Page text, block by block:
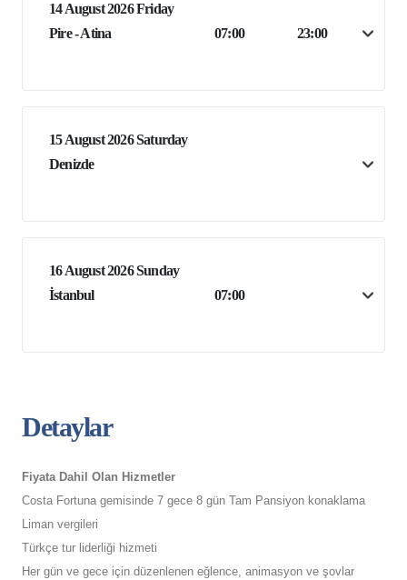
14 August 2026 Friday
Pire - Atina
07:00 23:00
15 August 2026 Saturday
Denizde
16 August 2026 Sunday
İstanbul
07:00
Detaylar
Fiyata Dahil Olan Hizmetler
Costa Fortuna gemisinde 7 gece 8 gün Tam Pansiyon konaklama
Liman vergileri
Türkçe tur liderliği hizmeti
Her gün ve gece için düzenlenen eğlence, animasyon ve şovlar